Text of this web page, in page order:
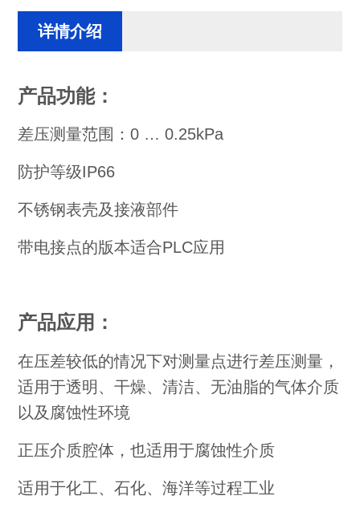
详情介绍
产品功能：
差压测量范围：0 … 0.25kPa
防护等级IP66
不锈钢表壳及接液部件
带电接点的版本适合PLC应用
产品应用：
在压差较低的情况下对测量点进行差压测量，
适用于透明、干燥、清洁、无油脂的气体介质
以及腐蚀性环境
正压介质腔体，也适用于腐蚀性介质
适用于化工、石化、海洋等过程工业